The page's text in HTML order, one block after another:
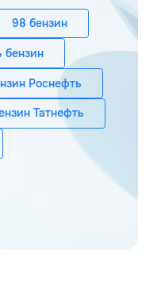
98 бензин
бензин
Роснефть
Татнефть